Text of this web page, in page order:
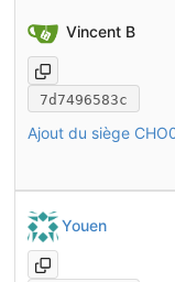
Vincent B
7d7496583c
Ajout du siège
Youen